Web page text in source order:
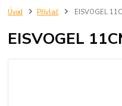
Úvod Přívlač EISVOGEL
EISVOGEL